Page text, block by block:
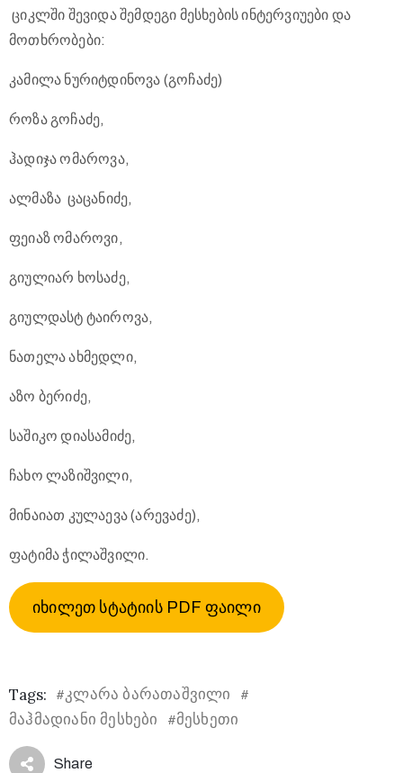
ციკლში შევიდა შემდეგი მესხების ინტერვიუები და
მოთხრობები:
კამილა ნურიტდინოვა (გოჩაძე)
როზა გოჩაძე,
ჰადიჯა ომაროვა,
ალმაზა ცაცანიძე,
ფეიაზ ომაროვი,
გიულიარ ხოსაძე,
გიულდასტ ტაიროვა,
ნათელა ახმედლი,
აზო ბერიძე,
საშიკო დიასამიძე,
ჩახო ლაზიშვილი,
მინაიათ კულაევა (არევაძე),
ფატიმა ჭილაშვილი.
იხილეთ სტატიის PDF ფაილი
Tags: #კლარა ბარათაშვილი #
მაჰმადიანი მესხები #მესხეთი
Share